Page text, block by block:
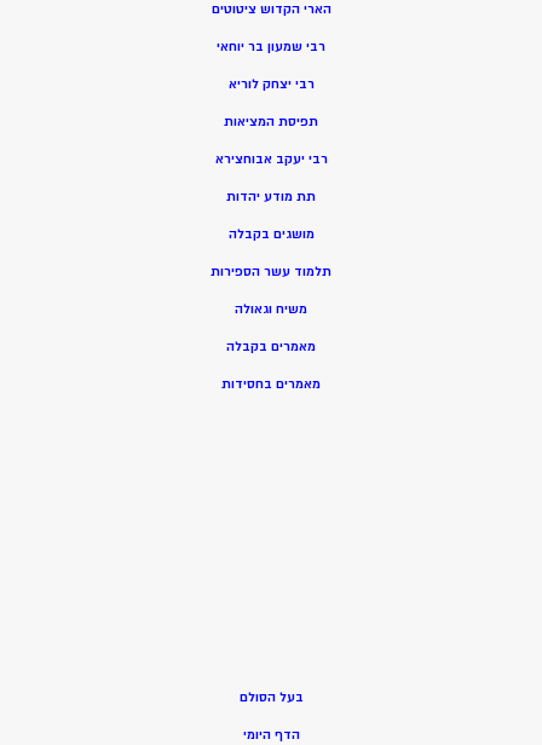
הארי הקדוש ציטוטים
רבי שמעון בר יוחאי
רבי יצחק לוריא
תפיסת המציאות
רבי יעקב אבוחצירא
תת מודע יהדות
מושגים בקבלה
תלמוד עשר הספירות
משיח וגאולה
מאמרים בקבלה
מאמרים בחסידות
בעל הסולם
הדף היומי